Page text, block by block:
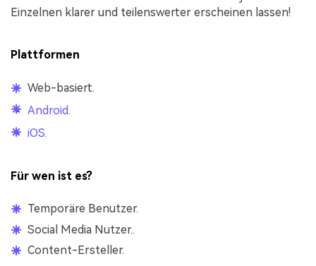
Einzelnen klarer und teilenswerter erscheinen lassen!
Plattformen
Web-basiert.
Android.
iOS.
Für wen ist es?
Temporäre Benutzer.
Social Media Nutzer..
Content-Ersteller.